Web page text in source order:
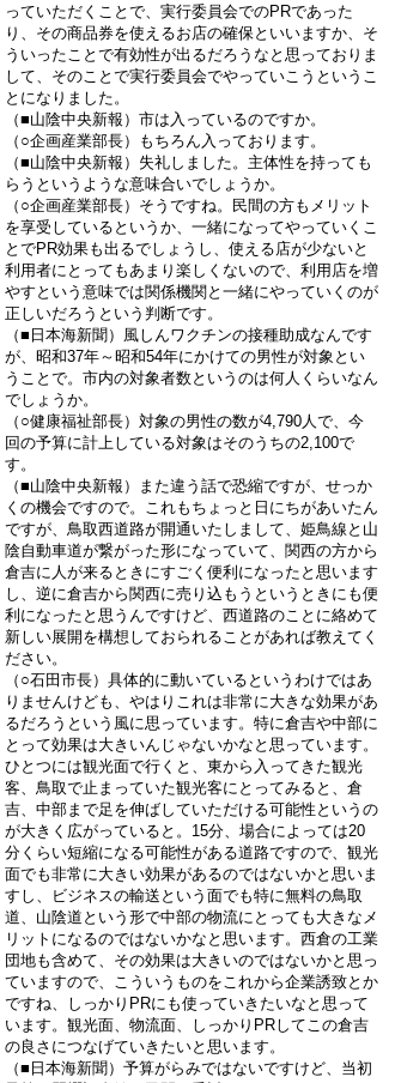
っていただくことで、実行委員会でのPRであった
り、その商品券を使えるお店の確保といいますか、そ
ういったことで有効性が出るだろうなと思っておりま
して、そのことで実行委員会でやっていこうというこ
とになりました。
（■山陰中央新報）市は入っているのですか。
（○企画産業部長）もちろん入っております。
（■山陰中央新報）失礼しました。主体性を持っても
らうというような意味合いでしょうか。
（○企画産業部長）そうですね。民間の方もメリット
を享受しているというか、一緒になってやっていくこ
とでPR効果も出るでしょうし、使える店が少ないと
利用者にとってもあまり楽しくないので、利用店を増
やすという意味では関係機関と一緒にやっていくのが
正しいだろうという判断です。
（■日本海新聞）風しんワクチンの接種助成なんです
が、昭和37年～昭和54年にかけての男性が対象とい
うことで。市内の対象者数というのは何人くらいなん
でしょうか。
（○健康福祉部長）対象の男性の数が4,790人で、今
回の予算に計上している対象はそのうちの2,100で
す。
（■山陰中央新報）また違う話で恐縮ですが、せっか
くの機会ですので。これもちょっと日にちがあいたん
ですが、鳥取西道路が開通いたしまして、姫鳥線と山
陰自動車道が繋がった形になっていて、関西の方から
倉吉に人が来るときにすごく便利になったと思います
し、逆に倉吉から関西に売り込もうというときにも便
利になったと思うんですけど、西道路のことに絡めて
新しい展開を構想しておられることがあれば教えてく
ださい。
（○石田市長）具体的に動いているというわけではあ
りませんけども、やはりこれは非常に大きな効果があ
るだろうという風に思っています。特に倉吉や中部に
とって効果は大きいんじゃないかなと思っています。
ひとつには観光面で行くと、東から入ってきた観光
客、鳥取で止まっていた観光客にとってみると、倉
吉、中部まで足を伸ばしていただける可能性というの
が大きく広がっていると。15分、場合によっては20
分くらい短縮になる可能性がある道路ですので、観光
面でも非常に大きい効果があるのではないかと思いま
すし、ビジネスの輸送という面でも特に無料の鳥取
道、山陰道という形で中部の物流にとっても大きなメ
リットになるのではないかなと思います。西倉の工業
団地も含めて、その効果は大きいのではないかと思っ
ていますので、こういうものをこれから企業誘致とか
ですね、しっかりPRにも使っていきたいなと思って
います。観光面、物流面、しっかりPRしてこの倉吉
の良さにつなげていきたいと思います。
（■日本海新聞）予算がらみではないですけど、当初